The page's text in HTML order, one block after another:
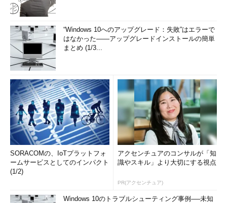
“Windows 10へのアップグレード：失敗”はエラーで
はなかった――アップグレードインストールの簡単
まとめ (1/3...
SORACOMの、IoTプラットフォ
ームサービスとしてのインパクト
(1/2)
アクセンチュアのコンサルが「知
識やスキル」より大切にする視点
PR(アクセンチュア)
Windows 10のトラブルシューティング事例──未知